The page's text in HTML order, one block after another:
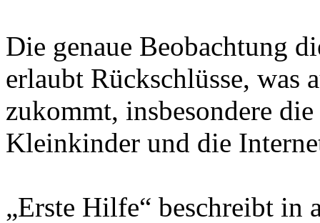
Die genaue Beobachtung
erlaubt Rückschlüsse, was
zukommt, insbesondere
Kleinkinder und die
„Erste Hilfe“ beschreibt